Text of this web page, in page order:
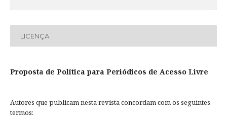
LICENÇA
Proposta de Política para Periódicos de Acesso Livre
Autores que publicam nesta revista concordam com os seguintes
termos: